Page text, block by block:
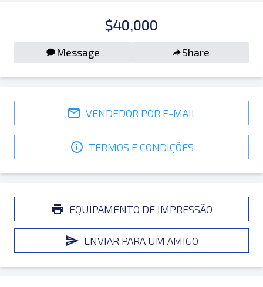
$40,000
Message Share
VENDEDOR POR E-MAIL
TERMOS E CONDIÇÕES
EQUIPAMENTO DE IMPRESSÃO
ENVIAR PARA UM AMIGO